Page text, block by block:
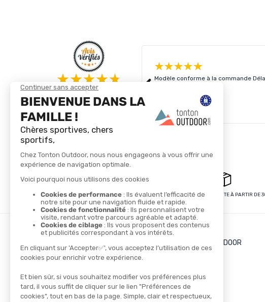
4.8/5
Basé sur4 333avis des 12 derniers mois
Voir tous les avis
Modèle conforme à la commande
PAIEMENT SÉCURISÉ LIVRAISON GRATUITE À PARTIR DE
TROUVER UN MAGASIN
CONTACTEZ-NOUS
LES + DE TONTON OUTDOOR
Les codes promos